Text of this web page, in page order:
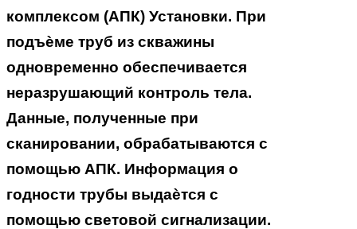
комплексом (АПК) Установки. При
подъѐме труб из скважины
одновременно обеспечивается
неразрушающий контроль тела.
Данные, полученные при
сканировании, обрабатываются с
помощью АПК. Информация о
годности трубы выдаѐтся с
помощью световой сигнализации.